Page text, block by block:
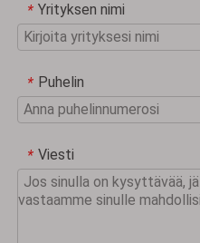
* Yrityksen nimi
* Puhelin
* Viesti